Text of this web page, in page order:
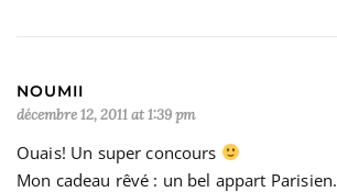
NOUMII
décembre 12, 2011 at 1:39 pm
Ouais! Un super concours
Mon cadeau rêvé : un bel appart Parisien.